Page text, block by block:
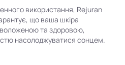
використання, Rejuran
що ваша шкіра
та здоровою,
насолоджуватися сонцем.